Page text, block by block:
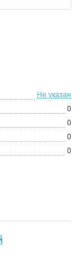
Не указан
0
0
0
0